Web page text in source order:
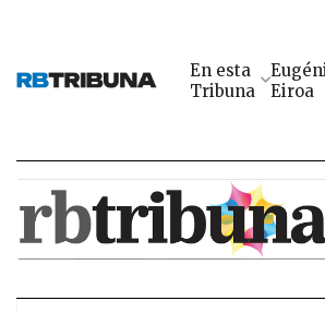
En esta
Tribuna
Eiroa